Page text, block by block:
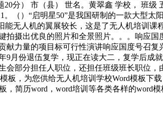
分） 市（县） 世名。黄翠鑫 学校， 班
（）“启明星50”是我国研制的一款大型
无人机的翼展较长，这是了无人机培训
摄出优良的照片和全景照片。。。响应
力量的项目标可行性演讲响应国度号召
9月份退伍复学，现正在读大二，复学后
部分担任人职位，还担任班级班长职位
板，为您供给无人机培训学校Word模板下
简历word，word培训等各类各样的word模